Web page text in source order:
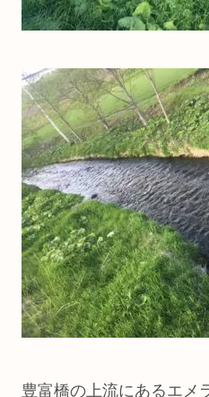
豊富橋の上流にあるエメ